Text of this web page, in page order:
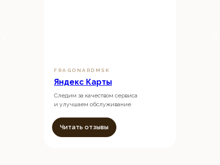
FRAGONARDMSK
Яндекс Карты
Следим за качеством сервиса
и улучшаем обслуживание
Читать отзывы